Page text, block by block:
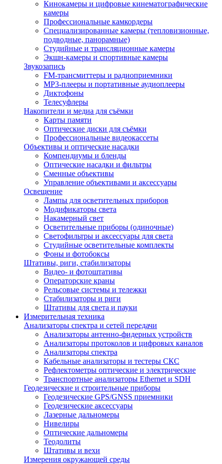
Кинокамеры и цифровые кинематографические
камеры
Профессиональные камкордеры
Специализированные камеры (тепловизионные,
подводные, панорамные)
Студийные и трансляционные камеры
Экшн-камеры и спортивные камеры
Звукозапись
FM-трансмиттеры и радиоприемники
MP3-плееры и портативные аудиоплееры
Диктофоны
Телесуфлеры
Накопители и медиа для съёмки
Карты памяти
Оптические диски для съёмки
Профессиональные видеокассеты
Объективы и оптические насадки
Компендиумы и бленды
Оптические насадки и фильтры
Сменные объективы
Управление объективами и аксессуары
Освещение
Лампы для осветительных приборов
Модификаторы света
Накамерный свет
Осветительные приборы (одиночные)
Светофильтры и аксессуары для света
Студийные осветительные комплекты
Фоны и фотобоксы
Штативы, риги, стабилизаторы
Видео- и фотоштативы
Операторские краны
Рельсовые системы и тележки
Стабилизаторы и риги
Штативы для света и пауки
Измерительная техника
Анализаторы спектра и сетей передачи
Анализаторы антенно-фидерных устройств
Анализаторы протоколов и цифровых каналов
Анализаторы спектра
Кабельные анализаторы и тестеры СКС
Рефлектометры оптические и электрические
Транспортные анализаторы Ethernet и SDH
Геодезические и строительные приборы
Геодезические GPS/GNSS приемники
Геодезические аксессуары
Лазерные дальномеры
Нивелиры
Оптические дальномеры
Теодолиты
Штативы и вехи
Измерения окружающей среды